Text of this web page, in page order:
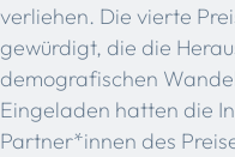
verliehen. Die vierte
gewürdigt, die die
demografischen
Eingeladen hatten die
Partner*innen des